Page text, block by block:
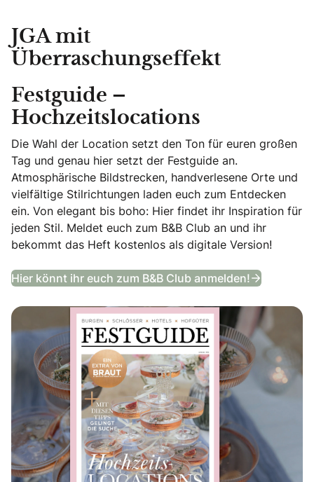
JGA mit
Überraschungseffekt
Festguide –
Hochzeitslocations
Die Wahl der Location setzt den Ton für euren großen
Tag und genau hier setzt der Festguide an.
Atmosphärische Bildstrecken, handverlesene Orte und
vielfältige Stilrichtungen laden euch zum Entdecken
ein. Von elegant bis boho: Hier findet ihr Inspiration für
jeden Stil. Meldet euch zum B&B Club an und ihr
bekommt das Heft kostenlos als digitale Version!
Hier könnt ihr euch zum B&B Club anmelden!